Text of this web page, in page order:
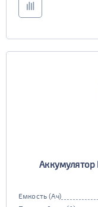
Аккумулятор
Емкость (Ач)